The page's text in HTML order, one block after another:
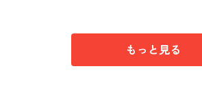
もっと見る